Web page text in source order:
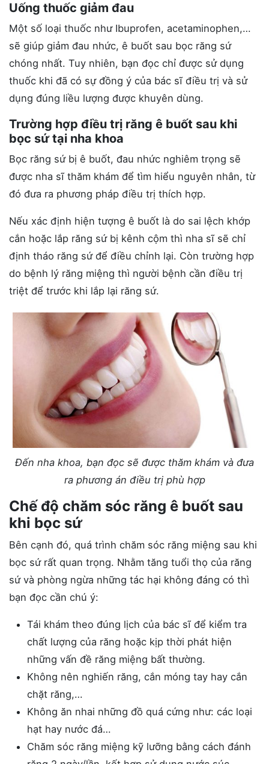
Uống thuốc giảm đau
Một số loại thuốc như Ibuprofen, acetaminophen,…
sẽ giúp giảm đau nhức, ê buốt sau bọc răng sứ
chóng nhất. Tuy nhiên, bạn đọc chỉ được sử dụng
thuốc khi đã có sự đồng ý của bác sĩ điều trị và sử
dụng đúng liều lượng được khuyên dùng.
Trường hợp điều trị răng ê buốt sau khi
bọc sứ tại nha khoa
Bọc răng sứ bị ê buốt, đau nhức nghiêm trọng sẽ
được nha sĩ thăm khám để tìm hiểu nguyên nhân, từ
đó đưa ra phương pháp điều trị thích hợp.
Nếu xác định hiện tượng ê buốt là do sai lệch khớp
cắn hoặc lắp răng sứ bị kênh cộm thì nha sĩ sẽ chỉ
định tháo răng sứ để điều chỉnh lại. Còn trường hợp
do bệnh lý răng miệng thì người bệnh cần điều trị
triệt để trước khi lắp lại răng sứ.
Đến nha khoa, bạn đọc sẽ được thăm khám và đưa
ra phương án điều trị phù hợp
Chế độ chăm sóc răng ê buốt sau
khi bọc sứ
Bên cạnh đó, quá trình chăm sóc răng miệng sau khi
bọc sứ rất quan trọng. Nhằm tăng tuổi thọ của răng
sứ và phòng ngừa những tác hại không đáng có thì
bạn đọc cần chú ý:
Tái khám theo đúng lịch của bác sĩ để kiểm tra
chất lượng của răng hoặc kịp thời phát hiện
những vấn đề răng miệng bất thường.
Không nên nghiến răng, cắn móng tay hay cắn
chặt răng,…
Không ăn nhai những đồ quá cứng như: các loại
hạt hay nước đá…
Chăm sóc răng miệng kỹ lưỡng bằng cách đánh